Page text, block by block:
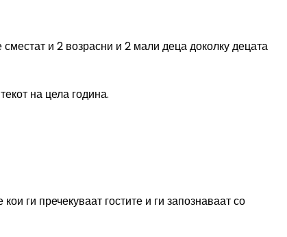
и 2 возрасни и 2 мали деца доколку децата
на цела година.
ги пречекуваат гостите и ги запознаваат со